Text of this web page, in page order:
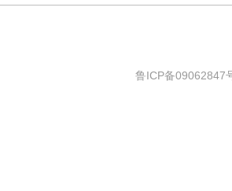
鲁ICP备09062847